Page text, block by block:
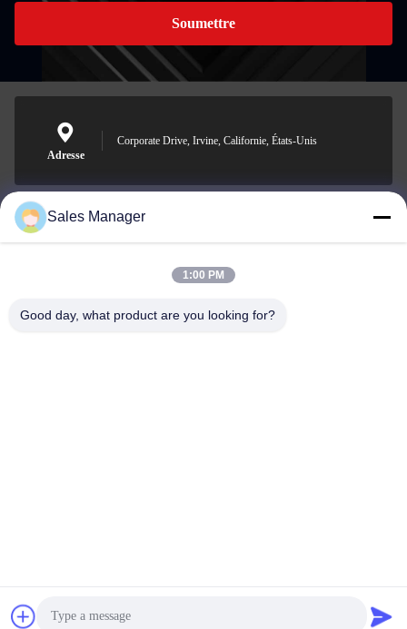
Obtenez le meilleur prix
Soumettre
Adresse
Corporate Drive, Irvine, Californie, États-Unis
sales@ltcircuit.com
Sales Manager
1:00 PM
Good day, what product are you looking for?